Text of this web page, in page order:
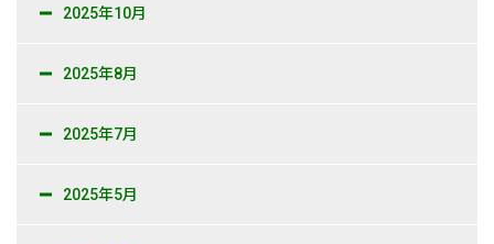
2025年10月
2025年8月
2025年7月
2025年5月